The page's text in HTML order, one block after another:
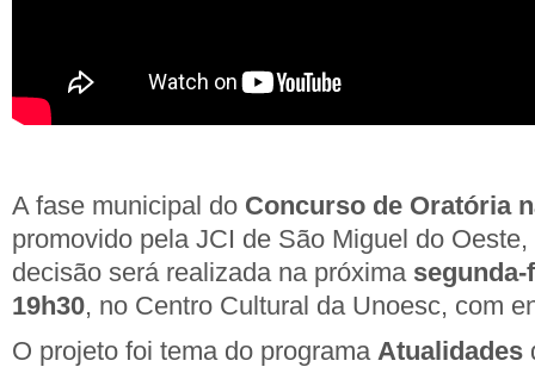
A fase municipal do Concurso de Oratória
promovido pela JCI de São Miguel do
decisão será realizada na próxima
19h30, no Centro Cultural da Unoesc, com
O projeto foi tema do programa Atualidades